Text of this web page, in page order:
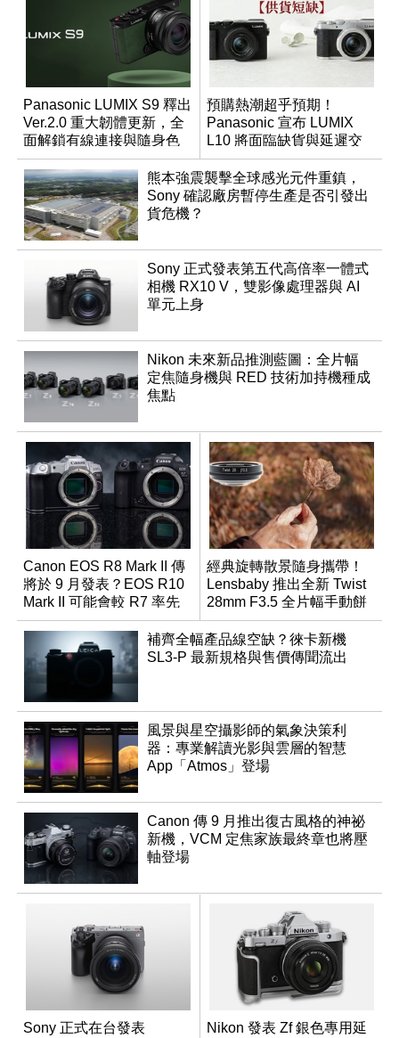
Panasonic LUMIX S9 釋出
Ver.2.0 重大韌體更新，全
面解鎖有線連接與隨身色
調編輯
預購熱潮超乎預期！
Panasonic 宣布 LUMIX
L10 將面臨缺貨與延遲交
貨時間
熊本強震襲擊全球感光元件重鎮，
Sony 確認廠房暫停生產是否引發出
貨危機？
Sony 正式發表第五代高倍率一體式
相機 RX10 V，雙影像處理器與 AI
單元上身
Nikon 未來新品推測藍圖：全片幅
定焦隨身機與 RED 技術加持機種成
焦點
Canon EOS R8 Mark II 傳
將於 9 月發表？EOS R10
Mark II 可能會較 R7 率先
推出
經典旋轉散景隨身攜帶！
Lensbaby 推出全新 Twist
28mm F3.5 全片幅手動餅
乾鏡
補齊全幅產品線空缺？徠卡新機
SL3-P 最新規格與售價傳聞流出
風景與星空攝影師的氣象決策利
器：專業解讀光影與雲層的智慧
App「Atmos」登場
Canon 傳 9 月推出復古風格的神祕
新機，VCM 定焦家族最終章也將壓
軸登場
Sony 正式在台發表
Nikon 發表 Zf 銀色專用延